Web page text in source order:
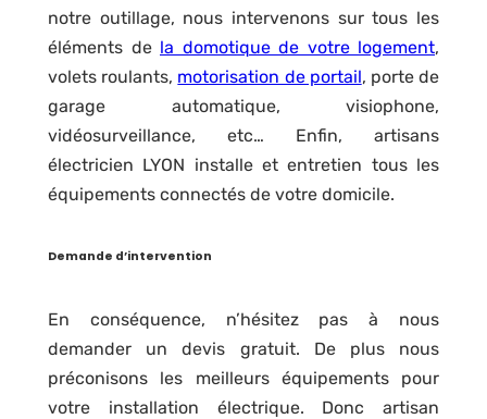
notre outillage, nous intervenons sur tous les
éléments de la domotique de votre logement,
volets roulants, motorisation de portail, porte de
garage automatique, visiophone,
vidéosurveillance, etc… Enfin, artisans
électricien LYON installe et entretien tous les
équipements connectés de votre domicile.
Demande d’intervention
En conséquence, n’hésitez pas à nous
demander un devis gratuit. De plus nous
préconisons les meilleurs équipements pour
votre installation électrique. Donc artisan